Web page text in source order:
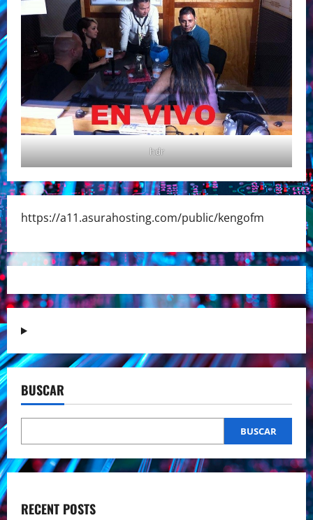
hdr
https://a11.asurahosting.com/public/kengofm
BUSCAR
BUSCAR
RECENT POSTS